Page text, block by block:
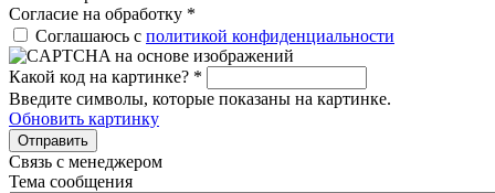
Согласие на обработку *
Соглашаюсь с политикой конфиденциальности
Какой код на картинке? *
Введите символы, которые показаны на картинке.
Обновить картинку
Отправить
Связь с менеджером
Тема сообщения